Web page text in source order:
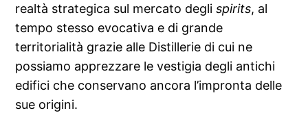
realtà strategica sul mercato deglispirits, al
tempo stesso evocativa e di grande
territorialità grazie alle Distillerie di cui ne
possiamo apprezzare le vestigia degli antichi
edifici che conservano ancora l’impronta delle
sue origini.